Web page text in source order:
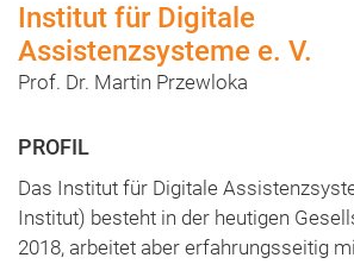
Institut für Digitale
Assistenzsysteme e. V.
Prof. Dr. Martin Przewloka
Das Institut für Digitale
Institut) besteht in der heutigen
2018, arbeitet aber erfahrungsseitig